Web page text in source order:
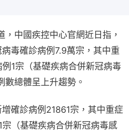
，中國疾控中心官網近日指，
毒確診病例7.9萬宗，其中重
1宗（基礎疾病合併新冠病毒
數總體呈上升趨勢。
確診病例21861宗，其中重症
（基礎疾病合併新冠病毒感